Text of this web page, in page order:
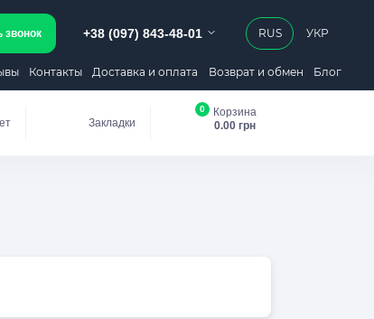
звонок +38 (097) 843-48-01 RUS УКР
Контакты Доставка и оплата Возврат и обмен Блог
Закладки
Корзина
0.00 грн
0